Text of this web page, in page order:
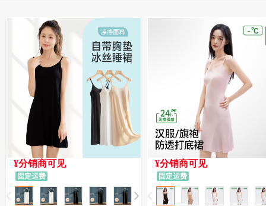
¥分销商可见
固定运费
¥分销商可见
固定运费